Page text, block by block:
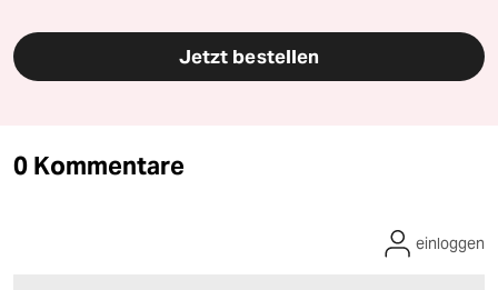
Jetzt bestellen
0 Kommentare
einloggen